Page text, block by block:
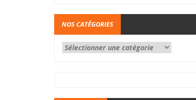
NOS CATÉGORIES